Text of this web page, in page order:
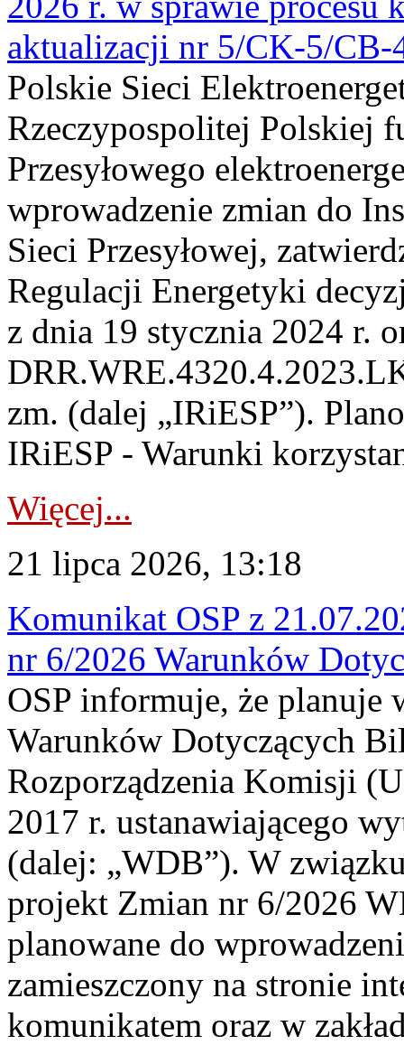
aktualizacji nr 5/CK-5/CB-
Polskie Sieci
Rzeczypospolitej Polskiej
Przesyłowego
wprowadzenie zmian do
Sieci Przesyłowej,
Regulacji Energetyki
z dnia 19 stycznia 2024 r.
zm. (dalej „IRiESP”).
IRiESP - Warunki
Więcej...
21 lipca 2026, 13:18
Komunikat OSP z
nr 6/2026 Warunków
OSP informuje, że planuje
Warunków Dotyczących
Rozporządzenia Komisji
2017 r. ustanawiającego
(dalej: „WDB”). W
projekt Zmian nr 6/2026
planowane do
zamieszczony na stronie
komunikatem oraz w